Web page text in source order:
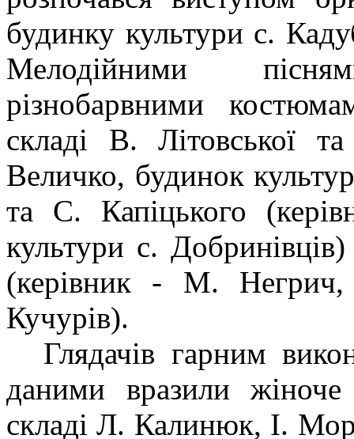
будинку культури с.
Мелодійними
різнобарвними
складі В. Літовської
Величко, будинок
та С. Капіцького
культури с.
(керівник - М.
Кучурів).
Глядачів гарним
даними вразили
складі Л. Калинюк, І.